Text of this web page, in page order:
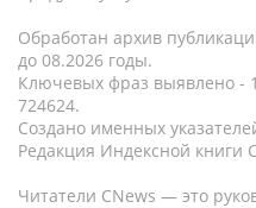
Обработан архив
до 08.2026 годы.
Ключевых фраз выявлено -
724624.
Создано именных
Редакция Индексной книги
Читатели CNews — это